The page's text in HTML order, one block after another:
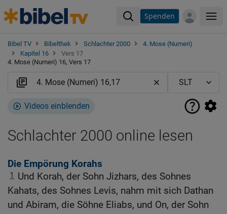
Spenden
Bibel TV Bibelthek Schlachter 2000
4. Mose (Numeri)
Kapitel 16
Vers 17
4. Mose (Numeri) 16, Vers 17
Videos einblenden
Schlachter 2000 online lesen
Die Empörung Korahs
1
Und Korah, der Sohn Jizhars, des Sohnes
Kahats, des Sohnes Levis, nahm mit sich Dathan
und Abiram, die Söhne Eliabs, und On, der Sohn